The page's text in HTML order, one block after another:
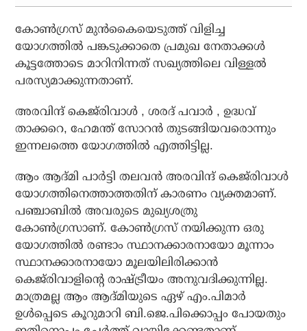
കോണ്‍ഗ്രസ് മുന്‍കൈയെടുത്ത് വിളിച്ച
യോഗത്തില്‍ പങ്കടുക്കാതെ പ്രമുഖ നേതാക്കള്‍
കൂട്ടത്തോടെ മാറിനിന്നത് സഖ്യത്തിലെ വിള്ളല്‍
പരസ്യമാക്കുന്നതാണ്.
അരവിന്ദ് കെജ്‌രിവാള്‍ , ശരദ് പവാര്‍ , ഉദ്ധവ്
താക്കറെ, ഹേമന്ത് സോറന്‍ തുടങ്ങിയവരൊന്നും
ഇന്നലത്തെ യോഗത്തില്‍ എത്തിട്ടില്ല.
ആം ആദ്മി പാര്‍ട്ടി തലവന്‍ അരവിന്ദ് കെജ്‌രിവാള്‍
യോഗത്തിനെത്താത്തതിന് കാരണം വ്യക്തമാണ്.
പഞ്ചാബില്‍ അവരുടെ മുഖ്യശത്രു
കോണ്‍ഗ്രസാണ്. കോണ്‍ഗ്രസ് നയിക്കുന്ന ഒരു
യോഗത്തില്‍ രണ്ടാം സ്ഥാനക്കാരനായോ മൂന്നാം
സ്ഥാനക്കാരനായോ മൂലയിലിരിക്കാന്‍
കെജ്‌രിവാളിന്റെ രാഷ്ട്രീയം അനുവദിക്കുന്നില്ല.
മാത്രമല്ല ആം ആദ്മിയുടെ ഏഴ് എം.പിമാര്‍
ഉള്‍പ്പെടെ കൂറുമാറി ബി.ജെ.പിക്കൊപ്പം പോയതും